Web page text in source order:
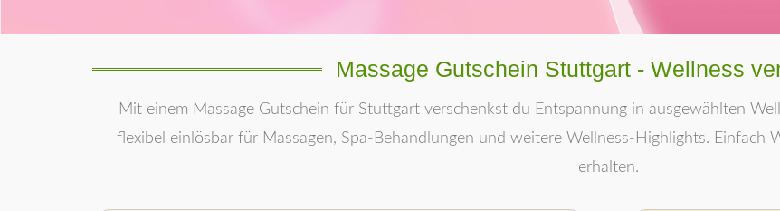
Massage Gutschein Stuttgart - Wellness
Mit einem Massage Gutschein für Stuttgart verschenkst du Entspannung in ausgewählten
flexibel einlösbar für Massagen, Spa-Behandlungen und weitere Wellness-Highlights. Einfach
erhalten.